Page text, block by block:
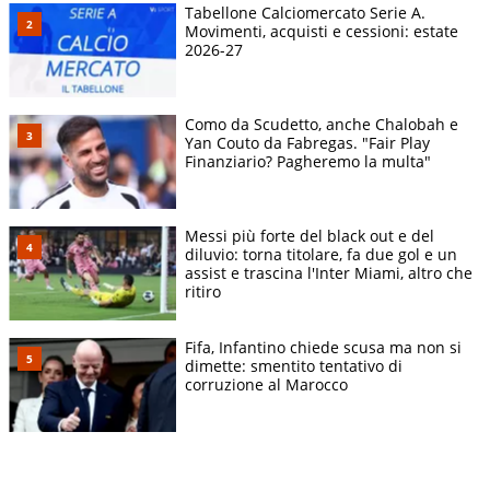
Tabellone Calciomercato Serie A.
Movimenti, acquisti e cessioni: estate
2026-27
Como da Scudetto, anche Chalobah e
Yan Couto da Fabregas. "Fair Play
Finanziario? Pagheremo la multa"
Messi più forte del black out e del
diluvio: torna titolare, fa due gol e un
assist e trascina l'Inter Miami, altro che
ritiro
Fifa, Infantino chiede scusa ma non si
dimette: smentito tentativo di
corruzione al Marocco